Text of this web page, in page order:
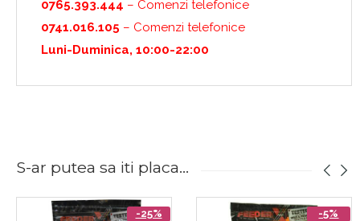
0765.393.444 – Comenzi telefonice
0741.016.105 – Comenzi telefonice
Luni-Duminica, 10:00-22:00
S-ar putea sa iti placa...
-25% -5%